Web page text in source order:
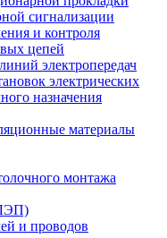
сигнализации
и контроля
цепей
электропередач
электрических
назначения
материалы
монтажа
и проводов